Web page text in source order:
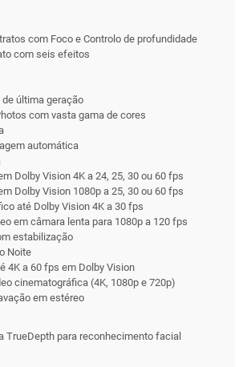
com Foco e Controlo de profundidade
com seis efeitos
última geração
com vasta gama de cores
automática
Dolby Vision 4K a 24, 25, 30 ou 60 fps
Dolby Vision 1080p a 25, 30 ou 60 fps
até Dolby Vision 4K a 30 fps
em câmara lenta para 1080p a 120 fps
estabilização
Noite
4K a 60 fps em Dolby Vision
cinematográfica (4K, 1080p e 720p)
em estéreo
TrueDepth para reconheci­mento facial